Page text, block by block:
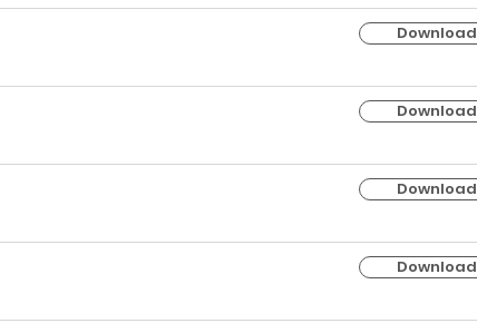
Download
Download
Download
Download